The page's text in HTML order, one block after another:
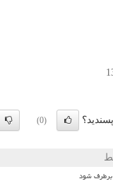
(0)
برطرف شود